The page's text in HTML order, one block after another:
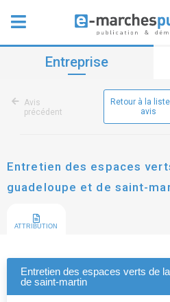
Entreprise
Avis
précédent
Retour à la
avis
Entretien des espaces
guadeloupe et de saint-
ATTRIBUTION
Entretien des espaces verts de
de saint-martin